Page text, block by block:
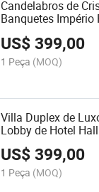
Candelabros de
Banquetes Império
US$399,00
1 Peça (MOQ)
Villa Duplex de
Lobby de Hotel
Luminária
Grande
US$399,00
1 Peça (MOQ)